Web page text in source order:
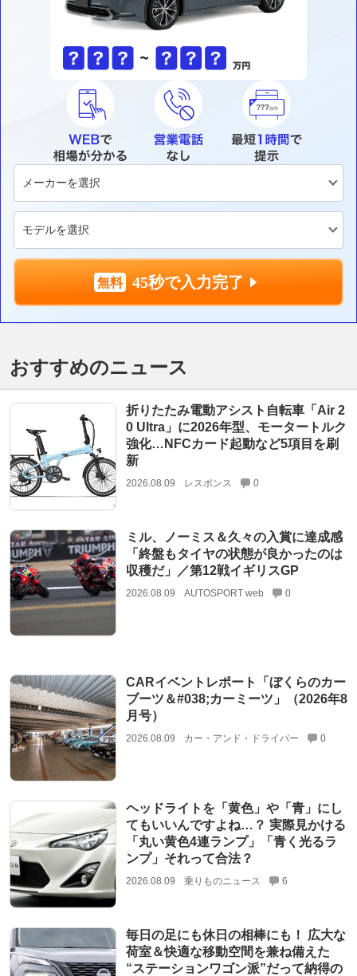
45秒で入力完了
おすすめのニュース
折りたたみ電動アシスト自転車「Air 2
0 Ultra」に2026年型、モータートルク
強化…NFCカード起動など5項目を刷
新
2026.08.09 レスポンス 0
ミル、ノーミス＆久々の入賞に達成感
「終盤もタイヤの状態が良かったのは
収穫だ」／第12戦イギリスGP
2026.08.09 AUTOSPORT web 0
CARイベントレポート「ぼくらのカー
ブーツ＆#038;カーミーツ」（2026年8
月号）
2026.08.09 カー・アンド・ドライバー 0
ヘッドライトを「黄色」や「青」にし
てもいいんですよね…？ 実際見かける
「丸い黄色4連ランプ」「青く光るラ
ンプ」それって合法？
2026.08.09 乗りものニュース 6
毎日の足にも休日の相棒にも！ 広大な
荷室＆快適な移動空間を兼ね備えた
“ステーションワゴン派”だって納得の